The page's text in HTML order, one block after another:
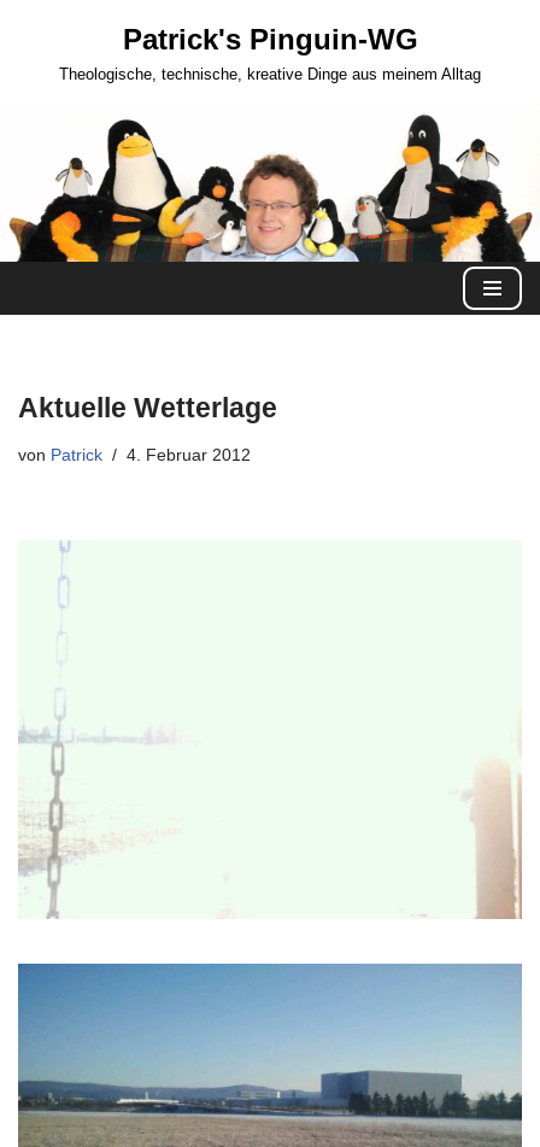
Patrick's Pinguin-WG
Theologische, technische, kreative Dinge aus meinem Alltag
Aktuelle Wetterlage
von Patrick 4. Februar 2012